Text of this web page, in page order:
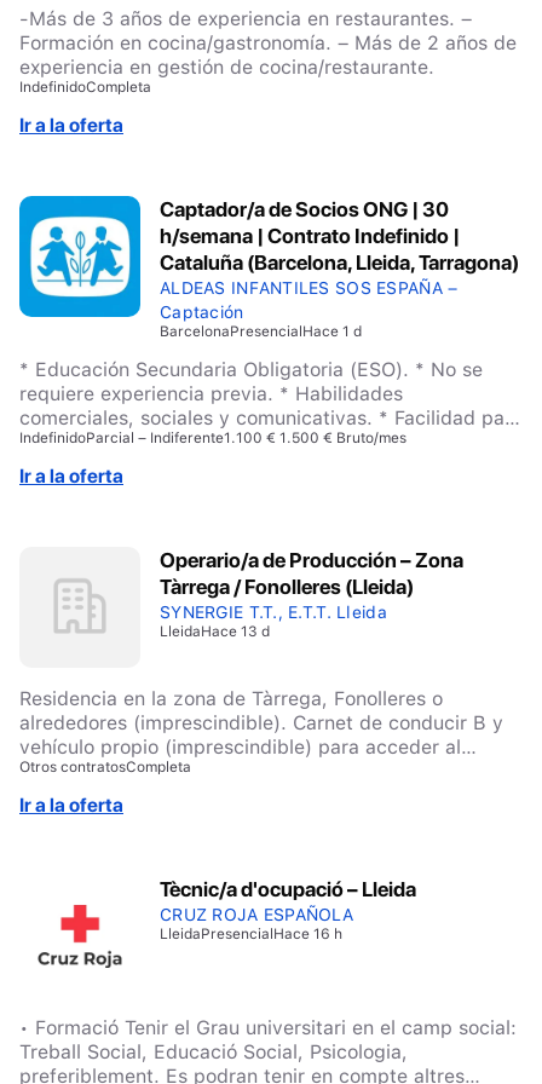
-Más de 3 años de experiencia en restaurantes. –
Formación en cocina/gastronomía. – Más de 2 años de
experiencia en gestión de cocina/restaurante.
IndefinidoCompleta
Ir a la oferta
Captador/a de Socios ONG | 30
h/semana | Contrato Indefinido |
Cataluña (Barcelona, Lleida, Tarragona)
ALDEAS INFANTILES SOS ESPAÑA –
Captación
BarcelonaPresencialHace 1 d
* Educación Secundaria Obligatoria (ESO). * No se
requiere experiencia previa. * Habilidades
comerciales, sociales y comunicativas. * Facilidad para
conectar con las personas. * Actitud positiva, iniciativa
y orientación a objetivos. * Capacidad para trabajar en
equipo. * Responsabilidad, compromiso e implicación.
territorio de Cataluña. * Se valorará disponer de carné
de conducir y vehículo propio. * Imprescindible
permiso de trabajo en vigor (DNI o NIE).
IndefinidoParcial – Indiferente1.100 € 1.500 € Bruto/mes
Ir a la oferta
Operario/a de Producción – Zona
Tàrrega / Fonolleres (Lleida)
SYNERGIE T.T., E.T.T. Lleida
LleidaHace 13 d
Residencia en la zona de Tàrrega, Fonolleres o
alrededores (imprescindible). Carnet de conducir B y
vehículo propio (imprescindible) para acceder al
centro de trabajo. Disponibilidad para trabajar en
turnos rotativos de mañana, tarde y noche
(imprescindible). Valorable disponer de carnet de
con capacidad de trabajo en equipo y ganas de
aprender.
Otros contratosCompleta
Ir a la oferta
Tècnic/a d'ocupació – Lleida
CRUZ ROJA ESPAÑOLA
LleidaPresencialHace 16 h
• Formació Tenir el Grau universitari en el camp social:
Treball Social, Educació Social, Psicologia,
preferiblement. Es podran tenir en compte altres